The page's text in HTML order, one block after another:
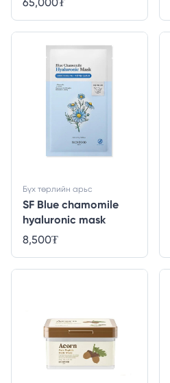
SF Blue chamomile
hyaluronic mask
Бүх төрлийн арьс
8,500₮